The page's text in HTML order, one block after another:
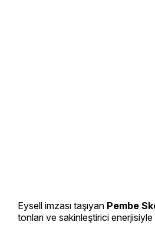
Eysell imzası taşıyan Pembe
tonları ve sakinleştirici